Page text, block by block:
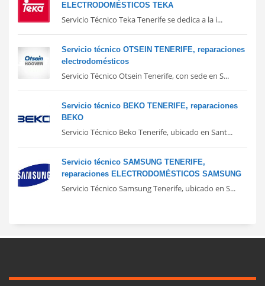
ELECTRODOMÉSTICOS TEKA
Servicio Técnico Teka Tenerife se dedica a la i...
Servicio técnico OTSEIN TENERIFE, reparaciones
electrodomésticos
Servicio Técnico Otsein Tenerife, con sede en S...
Servicio técnico BEKO TENERIFE, reparaciones
BEKO
Servicio Técnico Beko Tenerife, ubicado en Sant...
Servicio técnico SAMSUNG TENERIFE,
reparaciones ELECTRODOMÉSTICOS SAMSUNG
Servicio Técnico Samsung Tenerife, ubicado en S...